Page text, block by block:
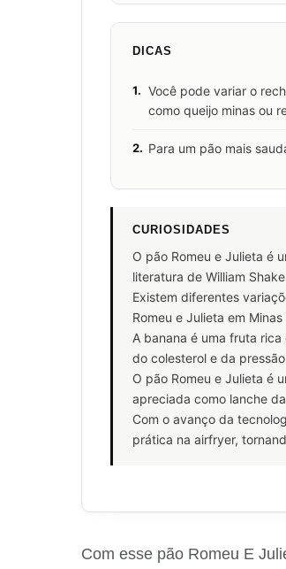
DICAS
1. Você pode variar o
como queijo minas ou
2. Para um pão mais
CURIOSIDADES
O pão Romeu e Julieta é
literatura de William
Existem diferentes
Romeu e Julieta em
A banana é uma fruta
do colesterol e da
O pão Romeu e Julieta é
apreciada como lanche
Com o avanço da
prática na airfryer,
Com esse pão Romeu E